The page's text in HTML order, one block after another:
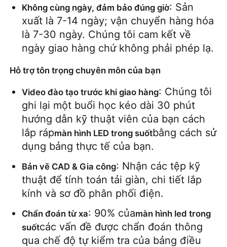
Không cùng ngày, đảm bảo đúng giờ: Sản
xuất là 7-14 ngày; vận chuyển hàng hóa
là 7-30 ngày. Chúng tôi cam kết về
ngày giao hàng chứ không phải phép lạ.
Hỗ trợ tôn trọng chuyên môn của bạn
Video đào tạo trước khi giao hàng: Chúng tôi
ghi lại một buổi học kéo dài 30 phút
hướng dẫn kỹ thuật viên của bạn cách
lắp rápmàn hình LED trong suốtbằng cách sử
dụng bảng thực tế của bạn.
Bản vẽ CAD & Gia công: Nhận các tệp kỹ
thuật để tính toán tải giàn, chi tiết lắp
kính và sơ đồ phân phối điện.
Chẩn đoán từ xa: 90% củamàn hình led trong
suốtcác vấn đề được chẩn đoán thông
qua chế độ tự kiểm tra của bảng điều